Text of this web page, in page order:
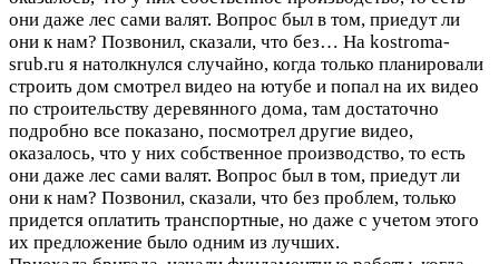
они даже лес сами валят. Вопрос был в том, приедут ли
они к нам? Позвонил, сказали, что без… На kostroma-
srub.ru я натолкнулся случайно, когда только планировали
строить дом смотрел видео на ютубе и попал на их видео
по строительству деревянного дома, там достаточно
подробно все показано, посмотрел другие видео,
оказалось, что у них собственное производство, то есть
они даже лес сами валят. Вопрос был в том, приедут ли
они к нам? Позвонил, сказали, что без проблем, только
придется оплатить транспортные, но даже с учетом этого
их предложение было одним из лучших.